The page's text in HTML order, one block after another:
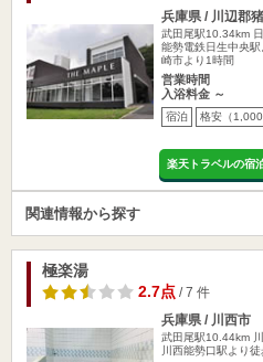
兵庫県 / 川辺郡
武田尾駅10.34km
能勢電鉄日生中央
崎市より1時間
営業時間
入浴料金 ～
宿泊 格安（1,000
楽天トラベルの宿
関連情報から探す
極楽湯
2.7点/ 7 件
兵庫県 / 川西市
武田尾駅10.44km
川西能勢口駅より